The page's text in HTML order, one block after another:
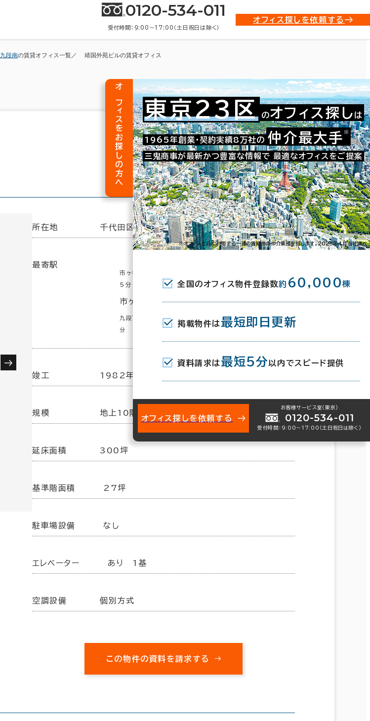
0120-534-011
受付時間：9:00〜17:00（土日祝日は除く）
オフィス探しを依頼する
九段南の賃貸オフィス一覧 靖国外苑ビルの賃貸オフィス
お問い合わせ番号：021-16584
所在地 千代田区九段南3-8-10
最寄駅
市ヶ谷駅(東京メトロ有楽町線･南北線/都営新宿線) A3口
5分
市ヶ谷駅(JR) 9分
九段下駅(東京メトロ東西線･半蔵門線/都営新宿線) 2番口 10
分
竣工 1982年10月
規模 地上10階建
延床面積 300坪
基準階面積 27坪
駐車場設備 なし
エレベーター あり 1基
空調設備 個別方式
この物件の資料を請求する
オフィスをお探しの方へ 東京23区 のオフィス探し は
1965年創業・契約実績8万社の 仲介最大手 ※
三鬼商事が最新かつ豊富な情報で 最適なオフィスをご提案
※オフィスビルに付帯する一連の賃貸借の仲介業務を指します。2023年4月当社調べ
全国のオフィス物件登録数約 60,000棟
掲載物件は 最短即日更新
資料請求は 最短5分 以内でスピード提供
オフィス探しを依頼する
お客様サービス室（東京）
0120-534-011
受付時間：9:00〜17:00（土日祝日は除く）